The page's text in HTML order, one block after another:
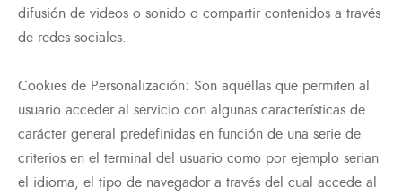
difusión de videos o sonido o compartir contenidos a través
de redes sociales.
Cookies de Personalización: Son aquéllas que permiten al
usuario acceder al servicio con algunas características de
carácter general predefinidas en función de una serie de
criterios en el terminal del usuario como por ejemplo serian
el idioma, el tipo de navegador a través del cual accede al